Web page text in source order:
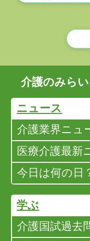
介護のみら
ニュース
介護業界ニュ
医療介護最新
今日は何の日
学ぶ
介護国試過去